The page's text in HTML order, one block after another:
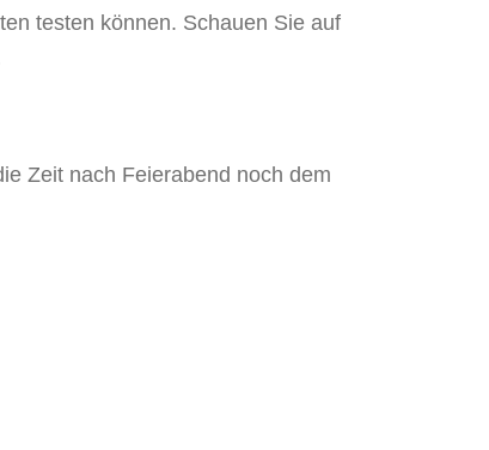
testen können. Schauen Sie auf
Zeit nach Feierabend noch dem